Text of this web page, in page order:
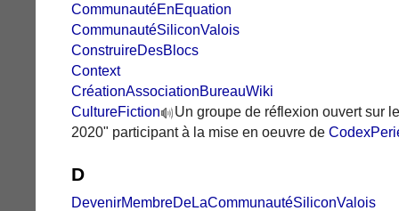
CommunautéEnEquation
CommunautéSiliconValois
ConstruireDesBlocs
Context
CréationAssociationBureauWiki
CultureFiction
Un groupe de réflexion ouvert sur
2020" participant à la mise en oeuvre de
D
DevenirMembreDeLaCommunautéSiliconValois